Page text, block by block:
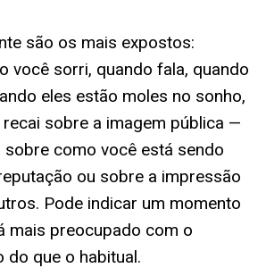
são os mais expostos:
você sorri, quando fala, quando
eles estão moles no sonho,
sobre a imagem pública —
sobre como você está sendo
ou sobre a impressão
Pode indicar um momento
mais preocupado com o
do que o habitual.